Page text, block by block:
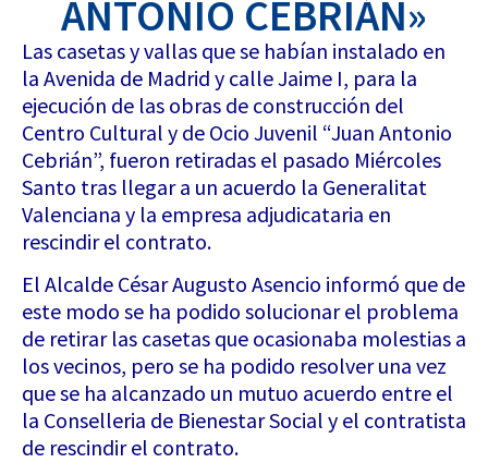
ANTONIO CEBRIÁN»
Las casetas y vallas que se habían instalado en
la Avenida de Madrid y calle Jaime I, para la
ejecución de las obras de construcción del
Centro Cultural y de Ocio Juvenil “Juan Antonio
Cebrián”, fueron retiradas el pasado Miércoles
Santo tras llegar a un acuerdo la Generalitat
Valenciana y la empresa adjudicataria en
rescindir el contrato.
El Alcalde César Augusto Asencio informó que de
este modo se ha podido solucionar el problema
de retirar las casetas que ocasionaba molestias a
los vecinos, pero se ha podido resolver una vez
que se ha alcanzado un mutuo acuerdo entre el
la Conselleria de Bienestar Social y el contratista
de rescindir el contrato.